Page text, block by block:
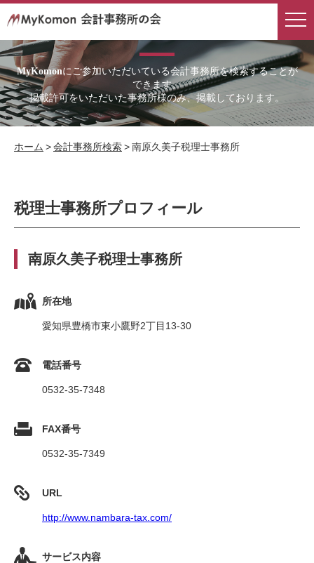
MyKomonにご参加いただいている会計事務所を検索することが
できます。
掲載許可をいただいた事務所様のみ、掲載しております。
ホーム >会計事務所検索>南原久美子税理士事務所
税理士事務所プロフィール
南原久美子税理士事務所
所在地
愛知県豊橋市東小鷹野2丁目13-30
電話番号
0532-35-7348
FAX番号
0532-35-7349
URL
http://www.nambara-tax.com/
サービス内容